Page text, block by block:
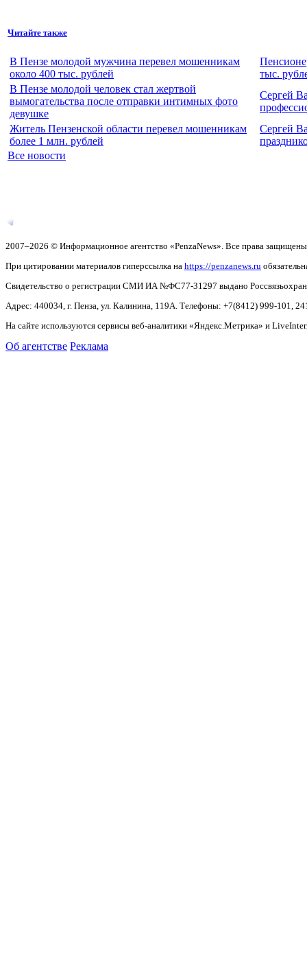
Читайте также
В Пензе молодой мужчина перевел мошенникам
около 400 тыс. рублей
тыс.
В Пензе молодой человек стал жертвой
вымогательства после отправки интимных фото
девушке
Сергей
Житель Пензенской области перевел мошенникам
более 1 млн. рублей
Сергей
Все новости
2007–2026 © Информационное агентство «PenzaNews». Все права
При цитировании материалов гиперссылка на https://penzanews.ru
Свидетельство о регистрации СМИ ИА №ФС77-31297 выдано
Адрес: 440034, г. Пенза, ул. Калинина, 119А. Телефоны: +7(8412) 999-101,
На сайте используются сервисы веб-аналитики «Яндекс.Метрика» и
Об агентстве Реклама